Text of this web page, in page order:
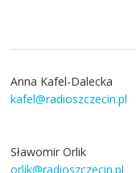
Anna Kafel-Dalecka
kafel@radioszczecin.pl
Sławomir Orlik
orlik@radioszczecin.pl